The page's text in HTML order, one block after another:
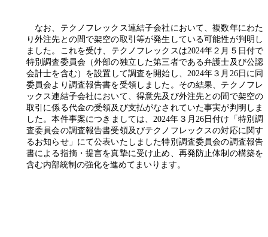
なお、テクノフレックス連結子会社において、複数年にわた
り外注先との間で架空の取引等が発生している可能性が判明し
ました。これを受け、テクノフレックスは2024年２月５日付で
特別調査委員会（外部の独立した第三者である弁護士及び公認
会計士を含む）を設置して調査を開始し、2024年３月26日に同
委員会より調査報告書を受領しました。その結果、テクノフレ
ックス連結子会社において、得意先及び外注先との間で架空の
取引に係る代金の受領及び支払がなされていた事実が判明しま
した。本件事案につきましては、2024年３月26日付け「特別調
査委員会の調査報告書受領及びテクノフレックスの対応に関す
るお知らせ」にて公表いたしました特別調査委員会の調査報告
書による指摘・提言を真摯に受け止め、再発防止体制の構築を
含む内部統制の強化を進めてまいります。